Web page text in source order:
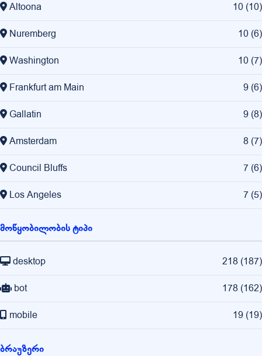
Altoona 10 (10)
Nuremberg 10 (6)
Washington 10 (7)
Frankfurt am Main 9 (6)
Gallatin 9 (8)
Amsterdam 8 (7)
Council Bluffs 7 (6)
Los Angeles 7 (5)
მოწყობილობის ტიპი
desktop 218 (187)
bot 178 (162)
mobile 19 (19)
ბრაუზერი